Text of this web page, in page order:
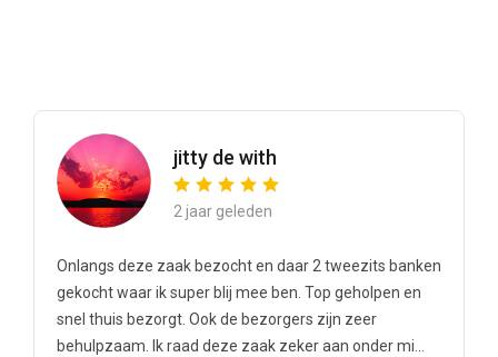
jitty de with
2 jaar geleden
Onlangs deze zaak bezocht en daar 2 tweezits banken
gekocht waar ik super blij mee ben. Top geholpen en
snel thuis bezorgt. Ook de bezorgers zijn zeer
behulpzaam. Ik raad deze zaak zeker aan onder mi...